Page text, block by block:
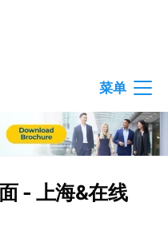
菜单
- 上海&在线